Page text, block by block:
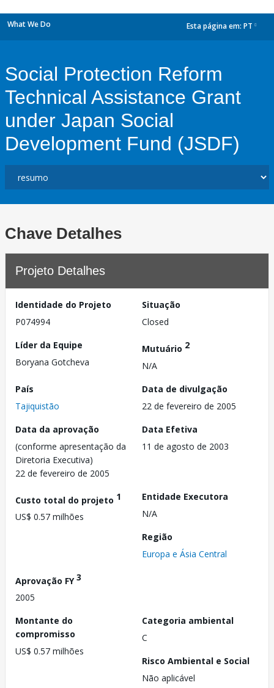
What We Do Esta página em: PT
Social Protection Reform
Technical Assistance Grant
under Japan Social
Development Fund (JSDF)
Chave Detalhes
Projeto Detalhes
Identidade do Projeto
P074994
Situação
Closed
Líder da Equipe
Boryana Gotcheva
Mutuário 2
N/A
País
Tajiquistão
Data de divulgação
22 de fevereiro de 2005
Data da aprovação
(conforme apresentação da
Diretoria Executiva)
22 de fevereiro de 2005
Data Efetiva
11 de agosto de 2003
Custo total do projeto 1
US$ 0.57 milhões
Entidade Executora
N/A
Região
Europa e Ásia Central
Aprovação FY3
2005
Montante do
compromisso
US$ 0.57 milhões
Categoria ambiental
C
Risco Ambiental e Social
Não aplicável